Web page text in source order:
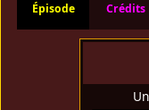
Épisode Crédits